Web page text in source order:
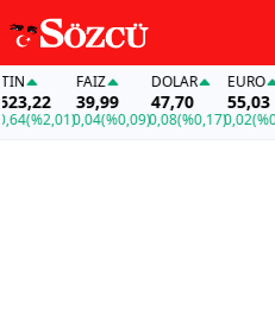
(%2,01)
FAİZ
39,99
0,04(%0,09)
DOLAR
47,70
0,08(%0,17)
EURO
55,03
0,02